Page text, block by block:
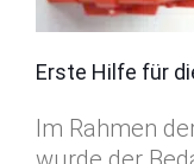
Erste Hilfe für
Im Rahmen